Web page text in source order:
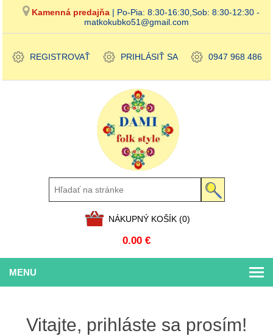
Kamenná predajňa | Po-Pia: 8:30-16:30,Sob: 8:30-12:30 -
matkokubko51@gmail.com
REGISTROVAŤ PRIHLÁSIŤ SA 0947 968 486
NÁKUPNÝ KOŠÍK (0)
0.00 €
MENU
Vitajte, prihláste sa prosím!